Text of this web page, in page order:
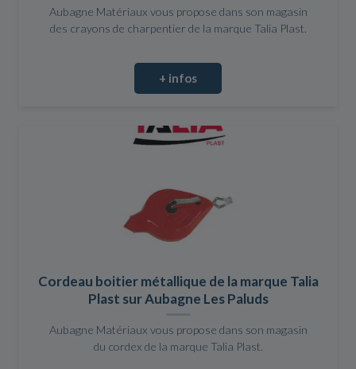
Aubagne Matériaux vous propose dans son magasin
des crayons de charpentier de la marque Talia Plast.
+ infos
Cordeau boitier métallique de la marque Talia
Plast sur Aubagne Les Paluds
Aubagne Matériaux vous propose dans son magasin
du cordex de la marque Talia Plast.